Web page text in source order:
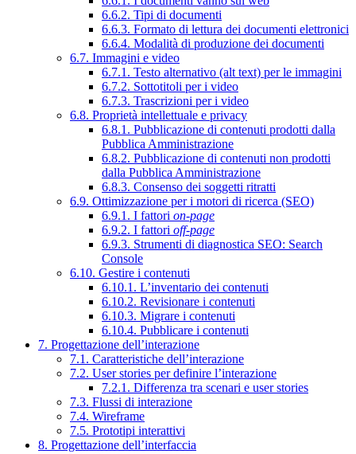
6.6.2. Tipi di documenti
6.6.3. Formato di lettura dei documenti elettronici
6.6.4. Modalità di produzione dei documenti
6.7. Immagini e video
6.7.1. Testo alternativo (alt text) per le immagini
6.7.2. Sottotitoli per i video
6.7.3. Trascrizioni per i video
6.8. Proprietà intellettuale e privacy
6.8.1. Pubblicazione di contenuti prodotti dalla
Pubblica Amministrazione
6.8.2. Pubblicazione di contenuti non prodotti
dalla Pubblica Amministrazione
6.8.3. Consenso dei soggetti ritratti
6.9. Ottimizzazione per i motori di ricerca (SEO)
6.9.1. I fattori on-page
6.9.2. I fattori off-page
6.9.3. Strumenti di diagnostica SEO: Search
Console
6.10. Gestire i contenuti
6.10.1. L’inventario dei contenuti
6.10.2. Revisionare i contenuti
6.10.3. Migrare i contenuti
6.10.4. Pubblicare i contenuti
7. Progettazione dell’interazione
7.1. Caratteristiche dell’interazione
7.2. User stories per definire l’interazione
7.2.1. Differenza tra scenari e user stories
7.3. Flussi di interazione
7.4. Wireframe
7.5. Prototipi interattivi
8. Progettazione dell’interfaccia